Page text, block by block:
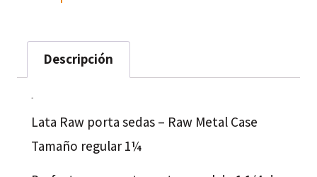
Descripción
Lata Raw porta sedas – Raw Metal Case
Tamaño regular 1¼